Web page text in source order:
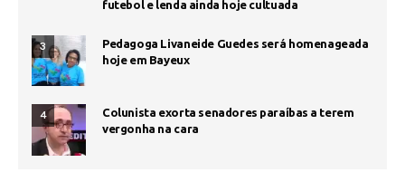
futebol e lenda ainda hoje cultuada
3
Pedagoga Livaneide Guedes será homenageada
hoje em Bayeux
4
Colunista exorta senadores paraíbas a terem
vergonha na cara